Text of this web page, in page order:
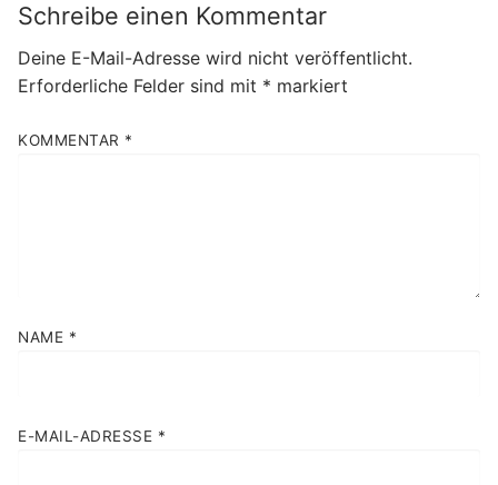
Schreibe einen Kommentar
Deine E-Mail-Adresse wird nicht veröffentlicht.
Erforderliche Felder sind mit * markiert
KOMMENTAR *
NAME *
E-MAIL-ADRESSE *